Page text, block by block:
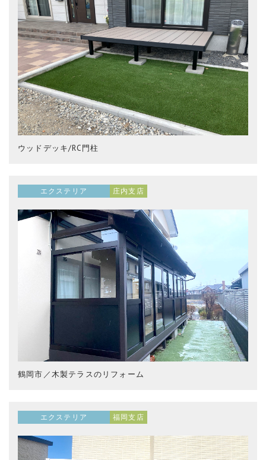
ウッドデッキ/RC門柱
エクステリア 庄内支店
鶴岡市／木製テラスのリフォーム
エクステリア 福岡支店